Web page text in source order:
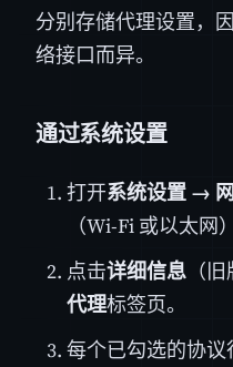
分别存储代理设置，
络接口而异。
通过系统设置
打开系统设置 →
（Wi-Fi 或以太网
点击详细信息 （
代理标签页。
每个已勾选的协